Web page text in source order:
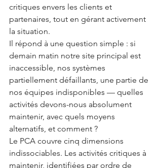
critiques envers les clients et
partenaires, tout en gérant activement
la situation.
Il répond à une question simple : si
demain matin notre site principal est
inaccessible, nos systèmes
partiellement défaillants, une partie de
nos équipes indisponibles — quelles
activités devons-nous absolument
maintenir, avec quels moyens
alternatifs, et comment ?
Le PCA couvre cinq dimensions
indissociables. Les activités critiques à
maintenir, identifiées par ordre de